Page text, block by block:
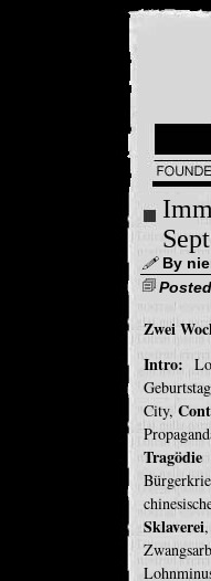
By
Zwei
Intro:
City,
Tragödie
Sklaverei